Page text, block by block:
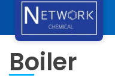
Boiler